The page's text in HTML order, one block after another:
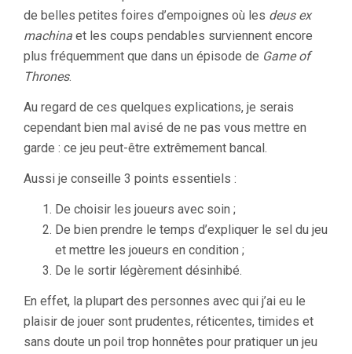
de belles petites foires d’empoignes où les deus ex
machina et les coups pendables surviennent encore
plus fréquemment que dans un épisode de Game of
Thrones.
Au regard de ces quelques explications, je serais
cependant bien mal avisé de ne pas vous mettre en
garde : ce jeu peut-être extrêmement bancal.
Aussi je conseille 3 points essentiels :
De choisir les joueurs avec soin ;
De bien prendre le temps d’expliquer le sel du jeu
et mettre les joueurs en condition ;
De le sortir légèrement désinhibé.
En effet, la plupart des personnes avec qui j’ai eu le
plaisir de jouer sont prudentes, réticentes, timides et
sans doute un poil trop honnêtes pour pratiquer un jeu